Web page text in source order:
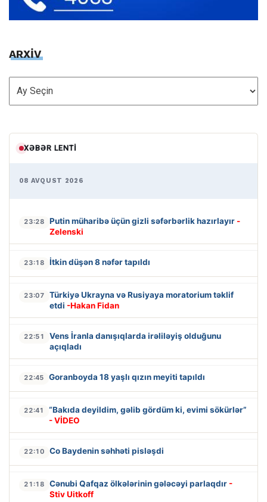
ARXİV
ARXİV
XƏBƏR LENTI
08 AVQUST 2026
23:28 Putin müharibə üçün gizli səfərbərlik hazırlayır -
Zelenski
23:18 İtkin düşən 8 nəfər tapıldı
23:07
Türkiyə Ukrayna və Rusiyaya moratorium təklif
etdi -Hakan Fidan
22:51
Vens İranla danışıqlarda irəliləyiş olduğunu
açıqladı
22:45 Goranboyda 18 yaşlı qızın meyiti tapıldı
22:41
“Bakıda deyildim, gəlib gördüm ki, evimi sökürlər”
- VİDEO
22:10 Co Baydenin səhhəti pisləşdi
21:18 Cənubi Qafqaz ölkələrinin gələcəyi parlaqdır -
Stiv Uitkoff